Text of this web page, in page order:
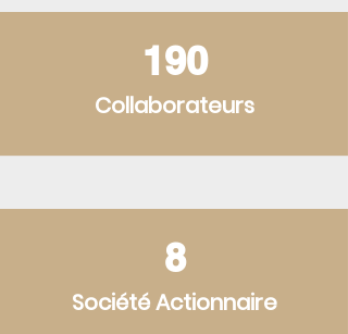
190
Collaborateurs
8
Société Actionnaire